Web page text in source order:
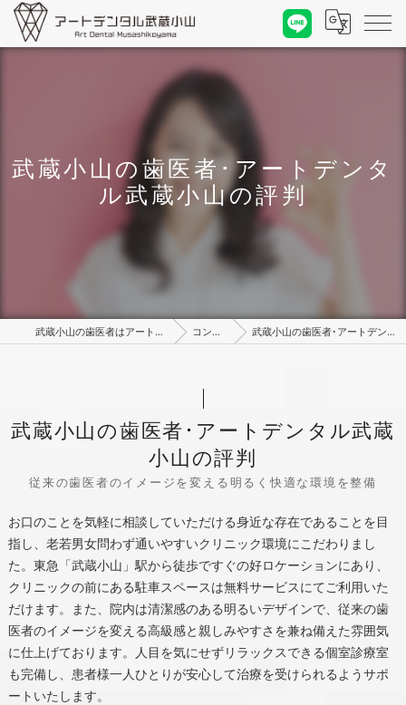
武蔵小山の歯医者･アートデンタ
ル武蔵小山の評判
武蔵小山の歯医者はアートデンタル武蔵小山 コンセプト 武蔵小山の歯医者･アートデンタル武蔵小山の評判
従来の歯医者のイメージを変える明るく快適な環境を整備
武蔵小山の歯医者･アートデンタル武蔵
小山の評判
お口のことを気軽に相談していただける身近な存在であることを目
指し、老若男女問わず通いやすいクリニック環境にこだわりまし
た。東急「武蔵小山」駅から徒歩ですぐの好ロケーションにあり、
クリニックの前にある駐車スペースは無料サービスにてご利用いた
だけます。また、院内は清潔感のある明るいデザインで、従来の歯
医者のイメージを変える高級感と親しみやすさを兼ね備えた雰囲気
に仕上げております。人目を気にせずリラックスできる個室診療室
も完備し、患者様一人ひとりが安心して治療を受けられるようサポ
ートいたします。